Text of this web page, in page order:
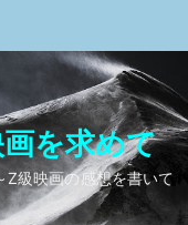
を求めて
Z級映画の感想を書いて